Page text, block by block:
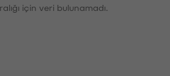
için veri bulunamadı.